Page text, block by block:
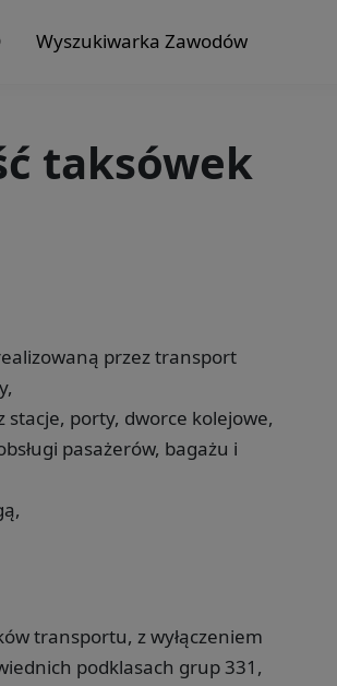
Wyszukiwarka Zawodów
taksówek
przez transport
stacje, porty, dworce kolejowe,
pasażerów, bagażu i
transportu, z wyłączeniem
podklasach grup 331,